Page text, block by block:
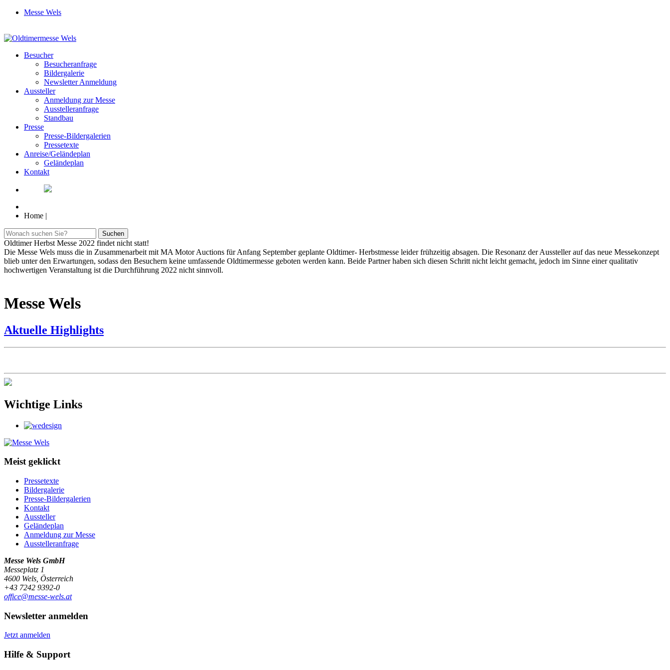
Messe Wels
Besucher
Besucheranfrage
Bildergalerie
Newsletter Anmeldung
Aussteller
Anmeldung zur Messe
Ausstelleranfrage
Standbau
Presse
Presse-Bildergalerien
Pressetexte
Anreise/Geländeplan
Geländeplan
Kontakt
Home |
Suchen
Oldtimer Herbst Messe 2022 findet nicht statt!
Die Messe Wels muss die in Zusammenarbeit mit MA Motor Auctions für Anfang September geplante Oldtimer- Herbstmesse leider frühzeitig absagen. Die Resonanz der Aussteller auf das neue Messekonzept
blieb unter den Erwartungen, sodass den Besuchern keine umfassende Oldtimermesse geboten werden kann. Beide Partner haben sich diesen Schritt nicht leicht gemacht, jedoch im Sinne einer qualitativ
hochwertigen Veranstaltung ist die Durchführung 2022 nicht sinnvoll.
Messe Wels
Aktuelle Highlights
Wichtige Links
Meist geklickt
Pressetexte
Bildergalerie
Presse-Bildergalerien
Kontakt
Aussteller
Geländeplan
Anmeldung zur Messe
Ausstelleranfrage
Messe Wels GmbH
Messeplatz 1
4600 Wels, Österreich
+43 7242 9392-0
office@messe-wels.at
Newsletter anmelden
Jetzt anmelden
Hilfe & Support